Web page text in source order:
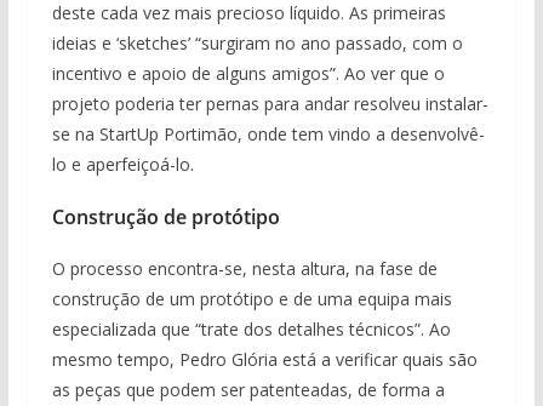
deste cada vez mais precioso líquido. As primeiras
ideias e ‘sketches’ “surgiram no ano passado, com o
incentivo e apoio de alguns amigos”. Ao ver que o
projeto poderia ter pernas para andar resolveu instalar-
se na StartUp Portimão, onde tem vindo a desenvolvê-
lo e aperfeiçoá-lo.
Construção de protótipo
O processo encontra-se, nesta altura, na fase de
construção de um protótipo e de uma equipa mais
especializada que “trate dos detalhes técnicos”. Ao
mesmo tempo, Pedro Glória está a verificar quais são
as peças que podem ser patenteadas, de forma a